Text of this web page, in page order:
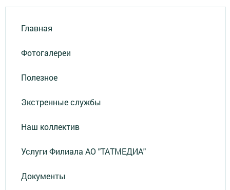
Главная
Фотогалереи
Полезное
Экстренные службы
Наш коллектив
Услуги Филиала АО "ТАТМЕДИА"
Документы